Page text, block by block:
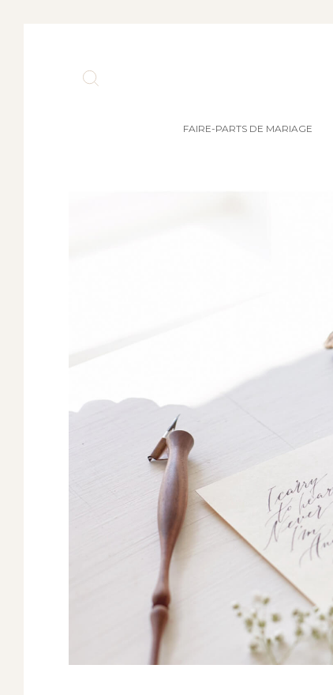
FAIRE-PARTS DE MARIAGE